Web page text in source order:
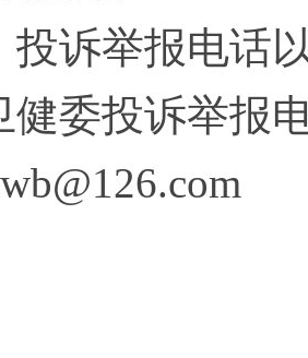
投诉举报电话
健委投诉举报